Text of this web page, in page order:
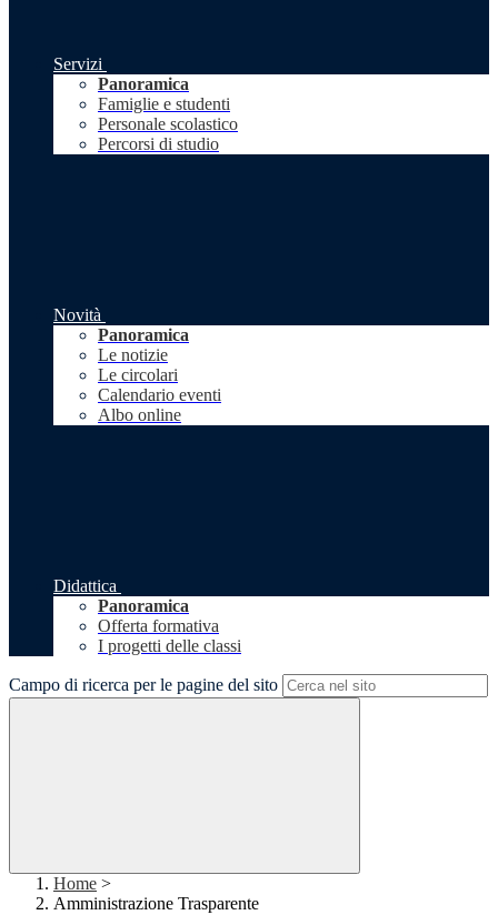
Servizi
Panoramica
Famiglie e studenti
Personale scolastico
Percorsi di studio
Novità
Panoramica
Le notizie
Le circolari
Calendario eventi
Albo online
Didattica
Panoramica
Offerta formativa
I progetti delle classi
Campo di ricerca per le pagine del sito
Home >
Amministrazione Trasparente